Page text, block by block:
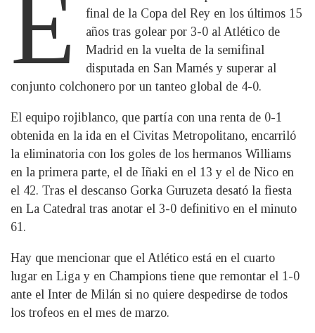
E
final de la Copa del Rey en los últimos 15
años tras golear por 3-0 al Atlético de
Madrid en la vuelta de la semifinal
disputada en San Mamés y superar al
conjunto colchonero por un tanteo global de 4-0.
El equipo rojiblanco, que partía con una renta de 0-1
obtenida en la ida en el Civitas Metropolitano, encarriló
la eliminatoria con los goles de los hermanos Williams
en la primera parte, el de Iñaki en el 13 y el de Nico en
el 42. Tras el descanso Gorka Guruzeta desató la fiesta
en La Catedral tras anotar el 3-0 definitivo en el minuto
61.
Hay que mencionar que el Atlético está en el cuarto
lugar en Liga y en Champions tiene que remontar el 1-0
ante el Inter de Milán si no quiere despedirse de todos
los trofeos en el mes de marzo.